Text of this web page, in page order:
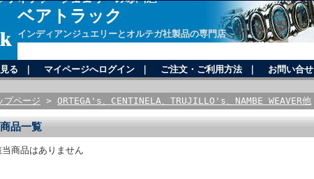
ベアトラック
インディアンジュエリーとオルテガ社製品の専門店
る マイページへログイン ご注文・ご利用方法｜ お問い合せ
プページ > ORTEGA's、CENTINELA、TRUJILLO's、NAMBE WEAVER他
商品一覧
当商品はありません